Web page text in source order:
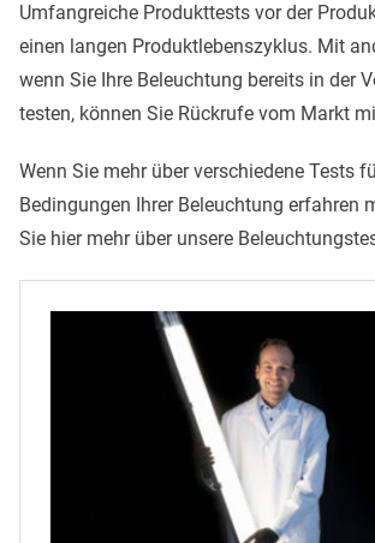
Umfangreiche Produkttests vor der
einen langen Produktlebenszyklus. Mit
wenn Sie Ihre Beleuchtung bereits in der
testen, können Sie Rückrufe vom Markt
Wenn Sie mehr über verschiedene Tests
Bedingungen Ihrer Beleuchtung erfahren
Sie hier mehr über unsere